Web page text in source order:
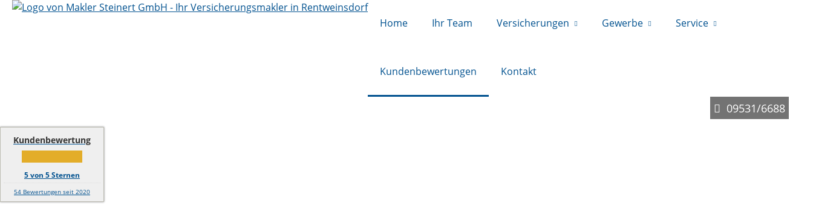
Home Ihr Team Versicherungen Gewerbe Service
Kundenbewertungen Kontakt
09531/6688
Kundenbewertung
5von 5Sternen
54 Bewertungen seit 2020